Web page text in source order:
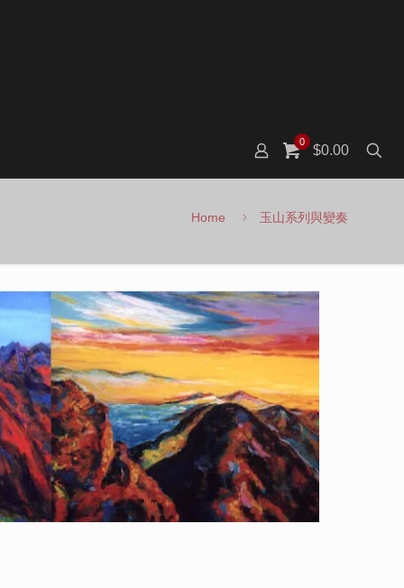
0
$0.00
Home 玉山系列與變奏